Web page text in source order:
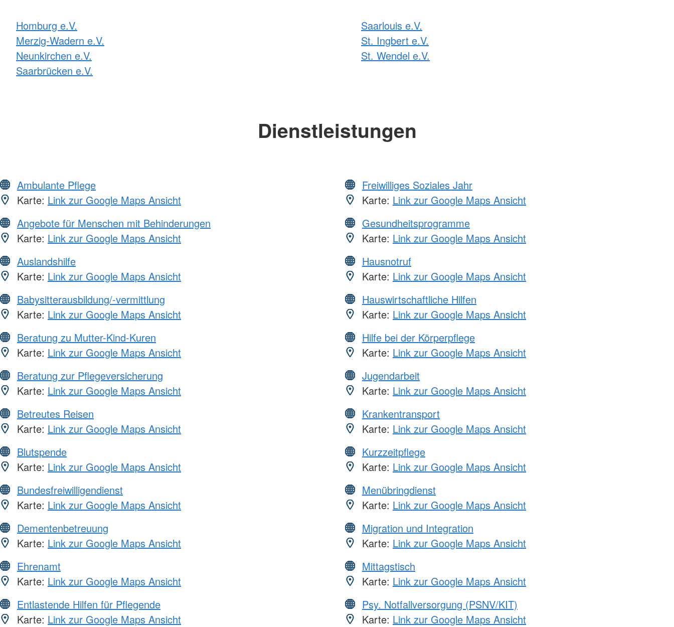
Homburg e.V.
Merzig-Wadern e.V.
Neunkirchen e.V.
Saarbrücken e.V.
Saarlouis e.V.
St. Ingbert e.V.
St. Wendel e.V.
Dienstleistungen
Ambulante Pflege
Karte: Link zur Google Maps Ansicht
Angebote für Menschen mit Behinderungen
Karte: Link zur Google Maps Ansicht
Auslandshilfe
Karte: Link zur Google Maps Ansicht
Babysitterausbildung/-vermittlung
Karte: Link zur Google Maps Ansicht
Beratung zu Mutter-Kind-Kuren
Karte: Link zur Google Maps Ansicht
Beratung zur Pflegeversicherung
Karte: Link zur Google Maps Ansicht
Betreutes Reisen
Karte: Link zur Google Maps Ansicht
Blutspende
Karte: Link zur Google Maps Ansicht
Bundesfreiwilligendienst
Karte: Link zur Google Maps Ansicht
Dementenbetreuung
Karte: Link zur Google Maps Ansicht
Ehrenamt
Karte: Link zur Google Maps Ansicht
Entlastende Hilfen für Pflegende
Karte: Link zur Google Maps Ansicht
Freiwilliges Soziales Jahr
Karte: Link zur Google Maps Ansicht
Gesundheitsprogramme
Karte: Link zur Google Maps Ansicht
Hausnotruf
Karte: Link zur Google Maps Ansicht
Hauswirtschaftliche Hilfen
Karte: Link zur Google Maps Ansicht
Hilfe bei der Körperpflege
Karte: Link zur Google Maps Ansicht
Jugendarbeit
Karte: Link zur Google Maps Ansicht
Krankentransport
Karte: Link zur Google Maps Ansicht
Kurzzeitpflege
Karte: Link zur Google Maps Ansicht
Menübringdienst
Karte: Link zur Google Maps Ansicht
Migration und Integration
Karte: Link zur Google Maps Ansicht
Mittagstisch
Karte: Link zur Google Maps Ansicht
Psy. Notfallversorgung (PSNV/KIT)
Karte: Link zur Google Maps Ansicht